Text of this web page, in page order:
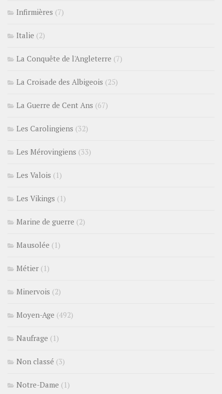
Infirmières (7)
Italie (2)
La Conquête de l'Angleterre (7)
La Croisade des Albigeois (25)
La Guerre de Cent Ans (67)
Les Carolingiens (32)
Les Mérovingiens (33)
Les Valois (1)
Les Vikings (1)
Marine de guerre (2)
Mausolée (1)
Métier (1)
Minervois (2)
Moyen-Age (492)
Naufrage (1)
Non classé (3)
Notre-Dame (1)